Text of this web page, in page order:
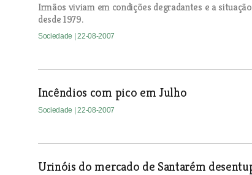
Irmãos viviam em condições degradantes e a
desde 1979.
Sociedade | 22-08-2007
Incêndios com pico em Julho
Sociedade | 22-08-2007
Urinóis do mercado de Santarém